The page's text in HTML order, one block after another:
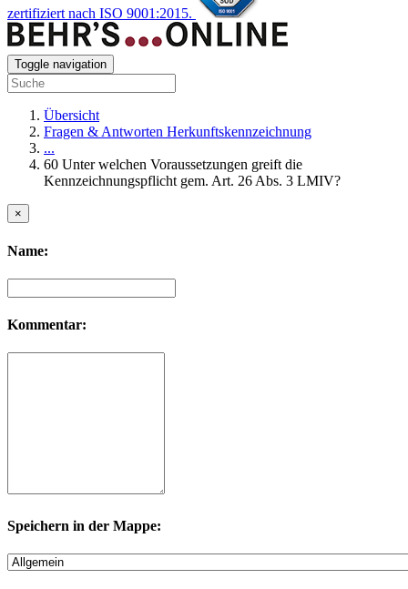
zertifiziert nach ISO 9001:2015.
Toggle navigation
Übersicht
Fragen & Antworten Herkunftskennzeichnung
...
60 Unter welchen Voraussetzungen greift die
Kennzeichnungspflicht gem. Art. 26 Abs. 3 LMIV?
×
Name:
Kommentar:
Speichern in der Mappe: